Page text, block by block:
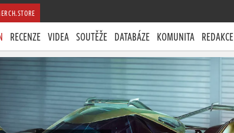
RECENZE VIDEA SOUTĚŽE DATABÁZE KOMUNITA REDAKCE